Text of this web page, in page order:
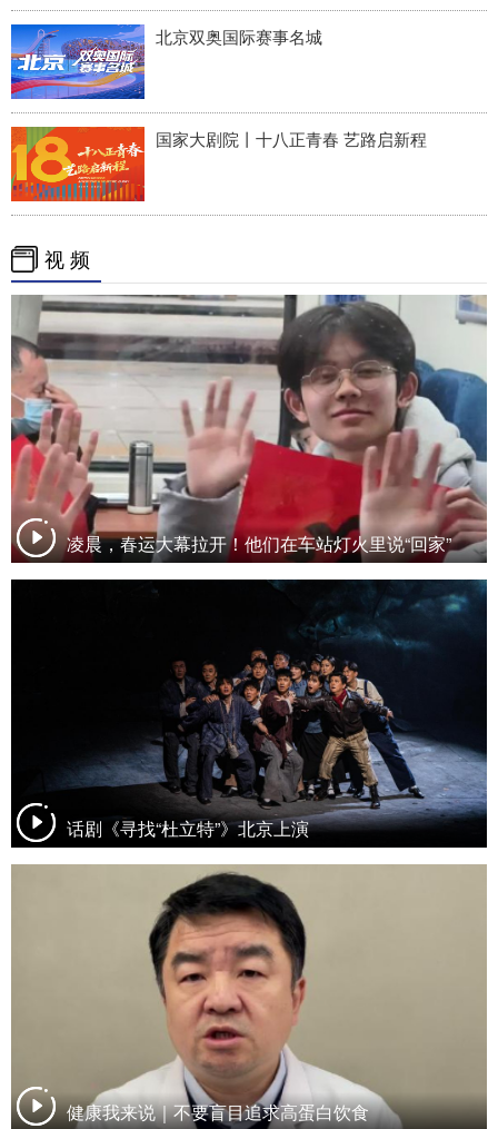
北京双奥国际赛事名城
国家大剧院丨十八正青春 艺路启新程
视 频
凌晨，春运大幕拉开！他们在车站灯火里说“回家”
话剧《寻找“杜立特”》北京上演
健康我来说｜不要盲目追求高蛋白饮食